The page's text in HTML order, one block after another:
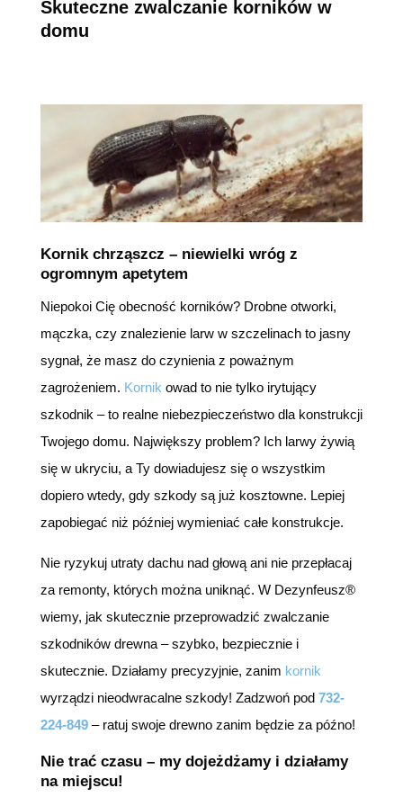
Skuteczne zwalczanie korników w
domu
Kornik chrząszcz – niewielki wróg z
ogromnym apetytem
Niepokoi Cię obecność korników? Drobne otworki,
mączka, czy znalezienie larw w szczelinach to jasny
sygnał, że masz do czynienia z poważnym
zagrożeniem. Kornik owad to nie tylko irytujący
szkodnik – to realne niebezpieczeństwo dla konstrukcji
Twojego domu. Największy problem? Ich larwy żywią
się w ukryciu, a Ty dowiadujesz się o wszystkim
dopiero wtedy, gdy szkody są już kosztowne. Lepiej
zapobiegać niż później wymieniać całe konstrukcje.
Nie ryzykuj utraty dachu nad głową ani nie przepłacaj
za remonty, których można uniknąć. W Dezynfeusz®
wiemy, jak skutecznie przeprowadzić zwalczanie
szkodników drewna – szybko, bezpiecznie i
skutecznie. Działamy precyzyjnie, zanim kornik
wyrządzi nieodwracalne szkody! Zadzwoń pod 732-
224-849– ratuj swoje drewno zanim będzie za późno!
Nie trać czasu – my dojeżdżamy i działamy
na miejscu!